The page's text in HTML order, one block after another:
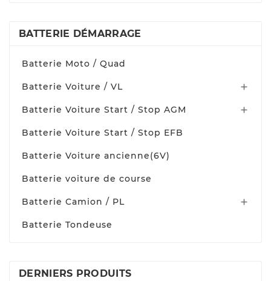
BATTERIE DÉMARRAGE
Batterie Moto / Quad
Batterie Voiture / VL 
Batterie Voiture Start / Stop AGM 
Batterie Voiture Start / Stop EFB
Batterie Voiture ancienne(6V)
Batterie voiture de course
Batterie Camion / PL 
Batterie Tondeuse
DERNIERS PRODUITS